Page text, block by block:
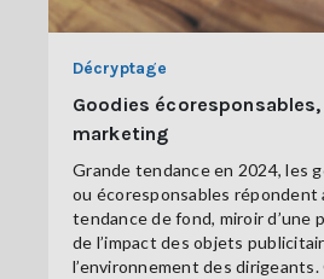
Décryptage
Goodies
marketing
Grande tendance en 2024, les
ou écoresponsables répondent
tendance de fond, miroir d’une
de l’impact des objets
l’environnement des dirigeants.